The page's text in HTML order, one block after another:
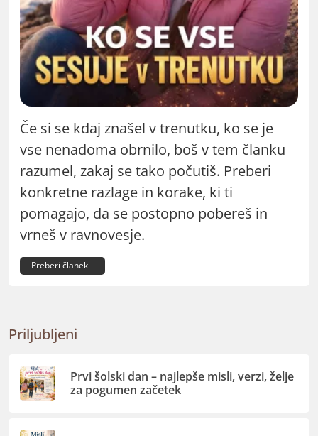
Če si se kdaj znašel v trenutku, ko se je
vse nenadoma obrnilo, boš v tem članku
razumel, zakaj se tako počutiš. Preberi
konkretne razlage in korake, ki ti
pomagajo, da se postopno pobereš in
vrneš v ravnovesje.
Preberi članek
Priljubljeni
Prvi šolski dan – najlepše misli, verzi, želje
za pogumen začetek